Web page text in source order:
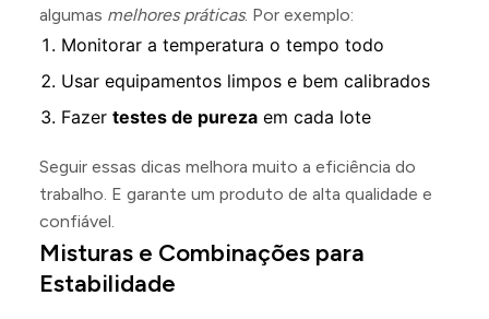
algumas melhores práticas. Por exemplo:
Monitorar a temperatura o tempo todo
Usar equipamentos limpos e bem calibrados
Fazer testes de pureza em cada lote
Seguir essas dicas melhora muito a eficiência do
trabalho. E garante um produto de alta qualidade e
confiável.
Misturas e Combinações para
Estabilidade